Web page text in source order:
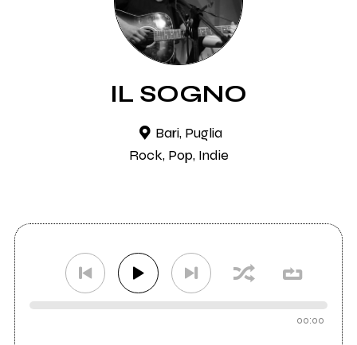
IL SOGNO
Bari, Puglia
Rock, Pop, Indie
00:00